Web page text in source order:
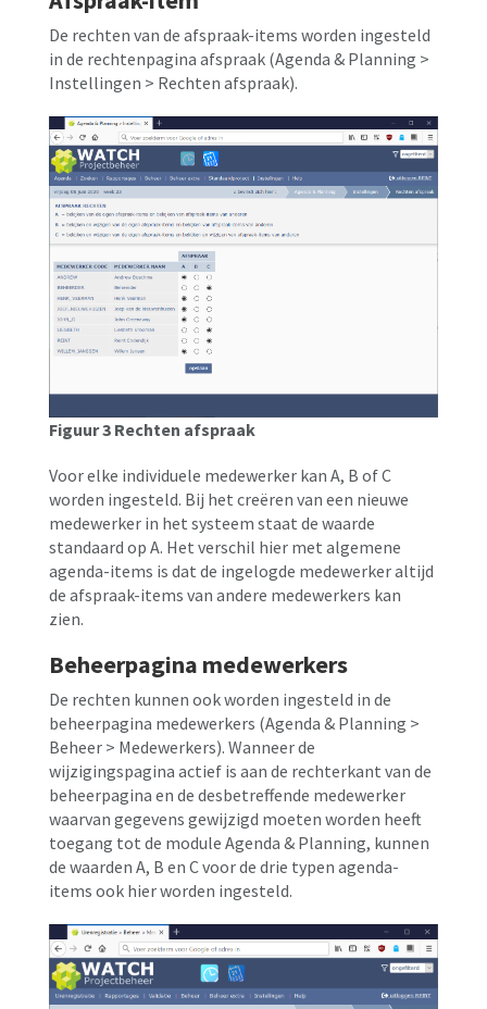
De rechten van de afspraak-items worden ingesteld
in de rechtenpagina afspraak (Agenda & Planning >
Instellingen > Rechten afspraak).
Figuur 3 Rechten afspraak
Voor elke individuele medewerker kan A, B of C
worden ingesteld. Bij het creëren van een nieuwe
medewerker in het systeem staat de waarde
standaard op A. Het verschil hier met algemene
agenda-items is dat de ingelogde medewerker altijd
de afspraak-items van andere medewerkers kan
zien.
Beheerpagina medewerkers
De rechten kunnen ook worden ingesteld in de
beheerpagina medewerkers (Agenda & Planning >
Beheer > Medewerkers). Wanneer de
wijzigingspagina actief is aan de rechterkant van de
beheerpagina en de desbetreffende medewerker
waarvan gegevens gewijzigd moeten worden heeft
toegang tot de module Agenda & Planning, kunnen
de waarden A, B en C voor de drie typen agenda-
items ook hier worden ingesteld.